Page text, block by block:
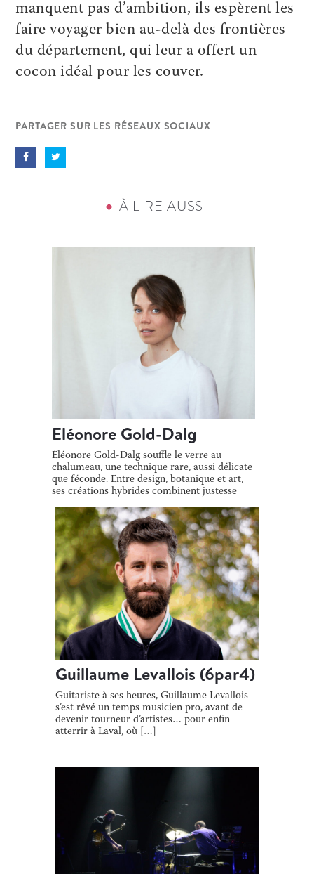
manquent pas d’ambition, ils espèrent les
faire voyager bien au-delà des frontières
du département, qui leur a offert un
cocon idéal pour les couver.
PARTAGER SUR LES RÉSEAUX SOCIAUX
À LIRE AUSSI
Eléonore Gold-Dalg
Éléonore Gold-Dalg souffle le verre au
chalumeau, une technique rare, aussi délicate
que féconde. Entre design, botanique et art,
ses créations hybrides combinent justesse
Guillaume Levallois (6par4)
Guitariste à ses heures, Guillaume Levallois
s’est rêvé un temps musicien pro, avant de
devenir tourneur d’artistes… pour enfin
atterrir à Laval, où […]